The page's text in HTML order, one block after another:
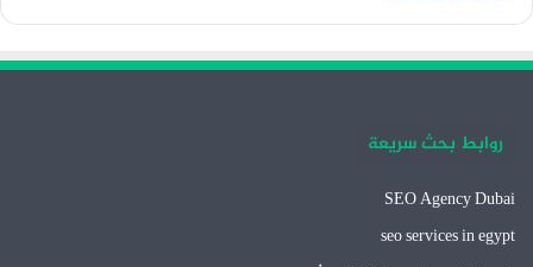
روابط بحث سريعة
SEO Agency Dubai
seo services in egypt